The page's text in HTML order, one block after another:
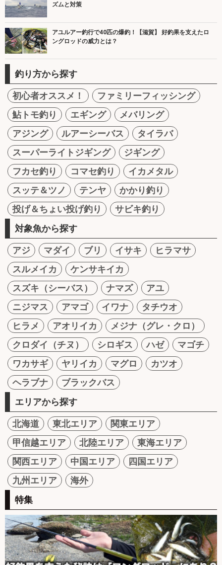
ズムと対策
アユルアー釣行で40匹の爆釣！【滋賀】 好釣果を支えたロ
ングロッドの威力とは？
釣り方から探す
初心者オススメ！
ファミリーフィッシング
鮎トモ釣り
エギング
メバリング
アジング
ルアーシーバス
タイラバ
スーパーライトジギング
ジギング
フカセ釣り
コマセ釣り
イカメタル
スッテ＆ツノ
テンヤ
かかり釣り
投げ＆ちょい投げ釣り
サビキ釣り
対象魚から探す
アジ マダイ ブリ イサキ
ヒラマサ
スルメイカ
ケンサキイカ
スズキ（シーバス）
ナマズ
アユ
ニジマス
アマゴ イワナ
タチウオ
ヒラメ
アオリイカ
メジナ（グレ・クロ）
クロダイ（チヌ）
シロギス ハゼ
マゴチ
ワカサギ
ヤリイカ マグロ
カツオ
ヘラブナ
ブラックバス
エリアから探す
北海道 東北エリア
関東エリア
甲信越エリア
北陸エリア
東海エリア
関西エリア
中国エリア
四国エリア
九州エリア
海外
特集